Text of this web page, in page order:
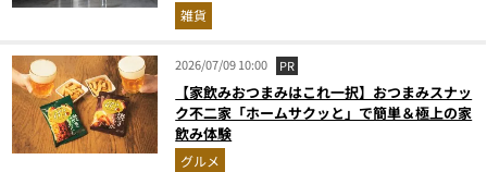
雑貨
2026/07/09 10:00 PR
【家飲みおつまみはこれ一択】おつまみスナッ
ク不二家「ホームサクッと」で簡単＆極上の家
飲み体験
グルメ